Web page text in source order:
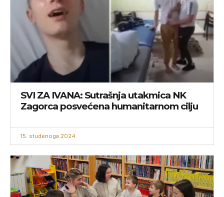
SVI ZA IVANA: Sutrašnja utakmica NK
Zagorca posvećena humanitarnom cilju
15. studenoga 2024.